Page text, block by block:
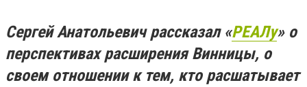
Сергей Анатольевич рассказал «РЕАЛу» о
перспективах расширения Винницы, о
своем отношении к тем, кто расшатывает